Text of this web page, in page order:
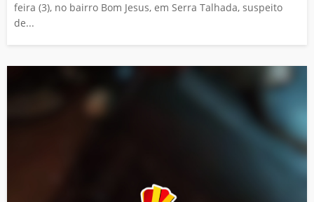
feira (3), no bairro Bom Jesus, em Serra Talhada, suspeito
de...